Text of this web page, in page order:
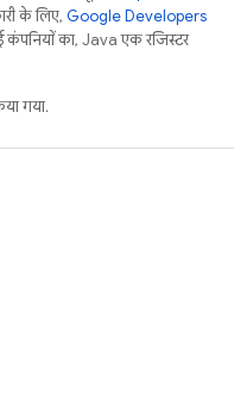
के लिए, Google Developers
का, Java एक रजिस्टर
गया.